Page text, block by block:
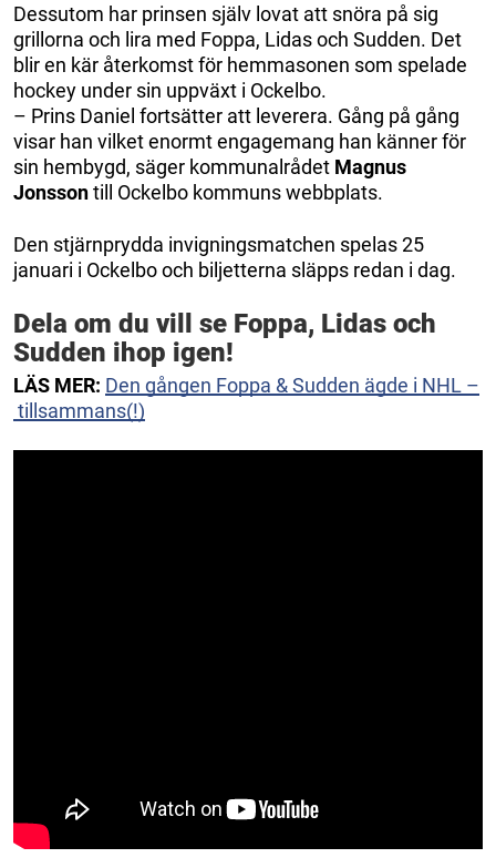
Dessutom har prinsen själv lovat att snöra på sig
grillorna och lira med Foppa, Lidas och Sudden. Det
blir en kär återkomst för hemmasonen som spelade
hockey under sin uppväxt i Ockelbo.
– Prins Daniel fortsätter att leverera. Gång på gång
visar han vilket enormt engagemang han känner för
sin hembygd, säger kommunalrådet Magnus
Jonssontill Ockelbo kommuns webbplats.
Den stjärnprydda invigningsmatchen spelas 25
januari i Ockelbo och biljetterna släpps redan i dag.
Dela om du vill se Foppa, Lidas och
Sudden ihop igen!
LÄS MER: Den gången Foppa & Sudden ägde i NHL –
tillsammans(!)